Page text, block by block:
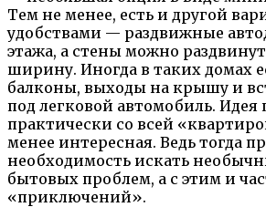
Тем не менее, есть и другой
удобствами — раздвижные
этажа, а стены можно
ширину. Иногда в таких домах
балконы, выходы на крышу и
под легковой автомобиль.
практически со всей
менее интересная. Ведь тогда
необходимость искать
бытовых проблем, а с этим и
«приключений».